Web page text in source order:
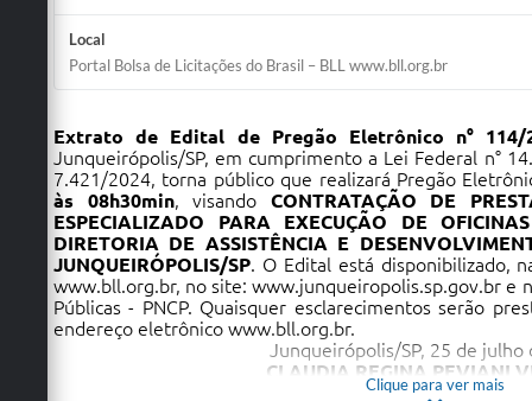
Local
Portal Bolsa de Licitações do Brasil – BLL www.bll.org.br
Extrato de Edital de Pregão Eletrônico n° 114/
Junqueirópolis/SP, em cumprimento a Lei Federal n°
7.421/2024, torna público que realizará Pregão
às 08h30min, visando CONTRATAÇÃO DE
ESPECIALIZADO PARA EXECUÇÃO DE
DIRETORIA DE ASSISTÊNCIA E
JUNQUEIRÓPOLIS/SP. O Edital está disponibilizado,
www.bll.org.br, no site:www.junqueiropolis.sp.gov.br e
Públicas - PNCP. Quaisquer esclarecimentos serão
endereço eletrônico www.bll.org.br.
Junqueirópolis/SP, 25 de julho
CLAUDIA REGINA PEVIANI
Diretora de Assistência e
Clique para ver mais